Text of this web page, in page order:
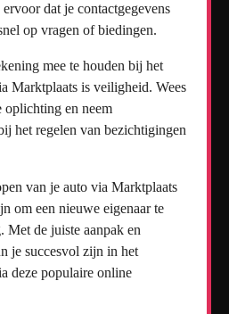
dat je contactgegevens
op vragen of biedingen.
mee te houden bij het
Marktplaats is veiligheid. Wees
en neem
het regelen van bezichtigingen
van je auto via Marktplaats
om een nieuwe eigenaar te
de juiste aanpak en
je succesvol zijn in het
deze populaire online